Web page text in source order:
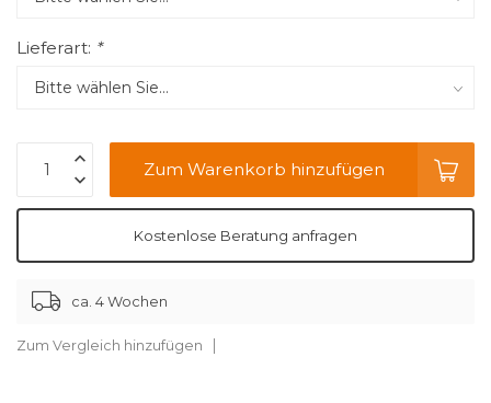
Lieferart: *
Zum Warenkorb hinzufügen
Kostenlose Beratung anfragen
ca. 4 Wochen
Zum Vergleich hinzufügen